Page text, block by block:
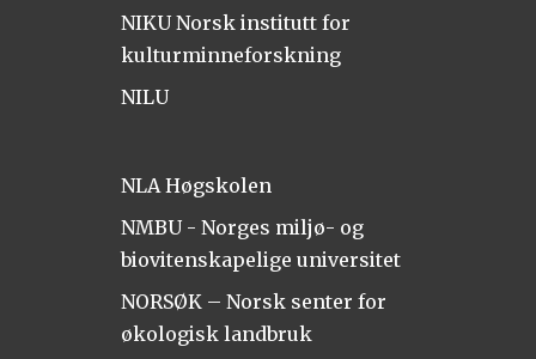
NIKU Norsk institutt for
kulturminneforskning
NILU
NLA Høgskolen
NMBU - Norges miljø- og
biovitenskapelige universitet
NORSØK – Norsk senter for
økologisk landbruk